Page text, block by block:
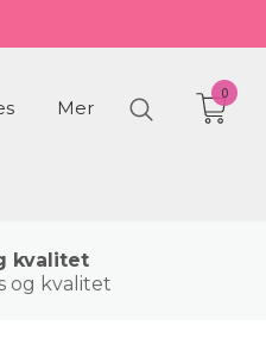
Mer
0
kvalitet
og kvalitet